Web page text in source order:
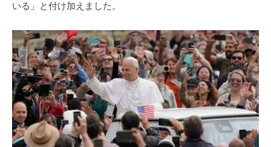
いる」と付け加えました。